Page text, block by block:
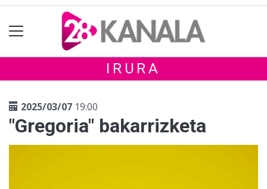
IRURA
2025/03/07 19:00
"Gregoria" bakarrizketa